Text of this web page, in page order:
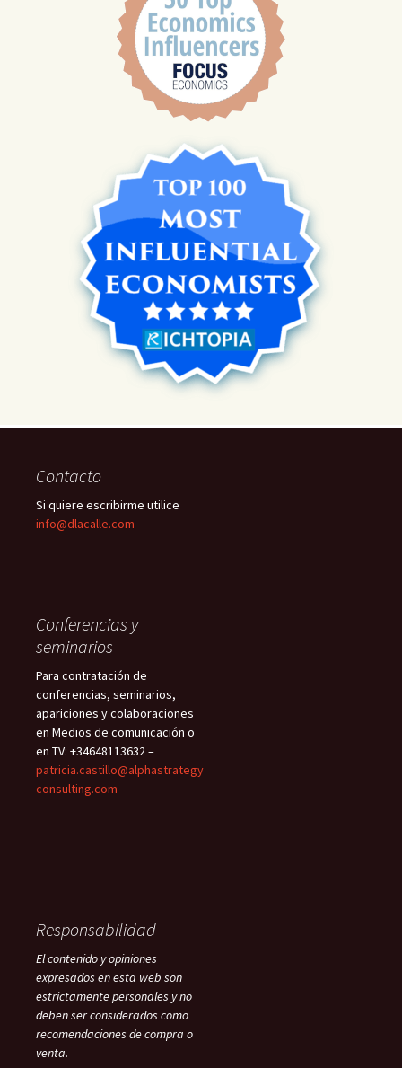
Contacto
Si quiere escribirme utilice
info@dlacalle.com
Conferencias y
seminarios
Para contratación de
conferencias, seminarios,
apariciones y colaboraciones
en Medios de comunicación o
en TV: +34648113632 –
patricia.castillo@alphastrategy
consulting.com
Responsabilidad
El contenido y opiniones
expresados en esta web son
estrictamente personales y no
deben ser considerados como
recomendaciones de compra o
venta.